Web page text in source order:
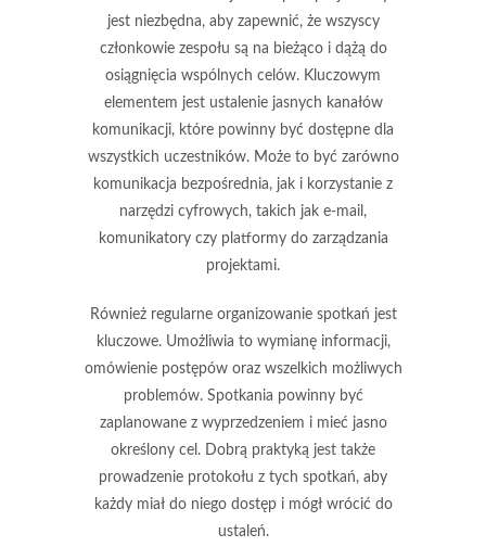
jest niezbędna, aby zapewnić, że wszyscy
członkowie zespołu są na bieżąco i dążą do
osiągnięcia wspólnych celów. Kluczowym
elementem jest ustalenie jasnych kanałów
komunikacji, które powinny być dostępne dla
wszystkich uczestników. Może to być zarówno
komunikacja bezpośrednia, jak i korzystanie z
narzędzi cyfrowych, takich jak e-mail,
komunikatory czy platformy do zarządzania
projektami.
Również regularne organizowanie spotkań jest
kluczowe. Umożliwia to wymianę informacji,
omówienie postępów oraz wszelkich możliwych
problemów. Spotkania powinny być
zaplanowane z wyprzedzeniem i mieć jasno
określony cel. Dobrą praktyką jest także
prowadzenie protokołu z tych spotkań, aby
każdy miał do niego dostęp i mógł wrócić do
ustaleń.